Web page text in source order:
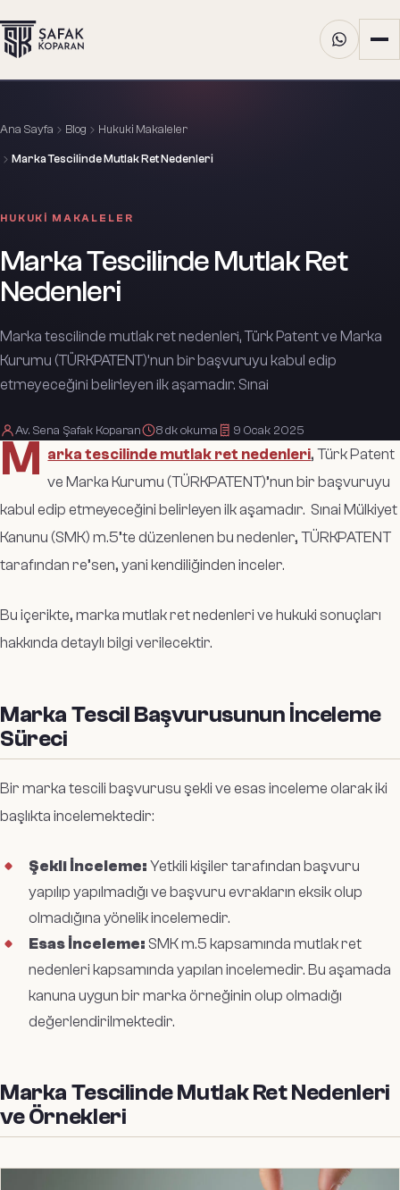
Ana Sayfa Blog Hukuki Makaleler
Marka Tescilinde Mutlak Ret Nedenleri
HUKUKI MAKALELER
Marka Tescilinde Mutlak Ret
Nedenleri
Marka tescilinde mutlak ret nedenleri, Türk Patent ve Marka
Kurumu (TÜRKPATENT)’nun bir başvuruyu kabul edip
etmeyeceğini belirleyen ilk aşamadır. Sınai
Av. Sena Şafak Koparan 8 dk okuma 9 Ocak 2025
M arka tescilinde mutlak ret nedenleri, Türk Patent
ve Marka Kurumu (TÜRKPATENT)’nun bir başvuruyu
kabul edip etmeyeceğini belirleyen ilk aşamadır. Sınai Mülkiyet
Kanunu (SMK) m.5’te düzenlenen bu nedenler, TÜRKPATENT
tarafından re’sen, yani kendiliğinden inceler.
Bu içerikte, marka mutlak ret nedenleri ve hukuki sonuçları
hakkında detaylı bilgi verilecektir.
Marka Tescil Başvurusunun İnceleme
Süreci
Bir marka tescili başvurusu şekli ve esas inceleme olarak iki
başlıkta incelemektedir:
Şekli İnceleme: Yetkili kişiler tarafından başvuru
yapılıp yapılmadığı ve başvuru evrakların eksik olup
olmadığına yönelik incelemedir.
Esas İnceleme: SMK m.5 kapsamında mutlak ret
nedenleri kapsamında yapılan incelemedir. Bu aşamada
kanuna uygun bir marka örneğinin olup olmadığı
değerlendirilmektedir.
Marka Tescilinde Mutlak Ret Nedenleri
ve Örnekleri